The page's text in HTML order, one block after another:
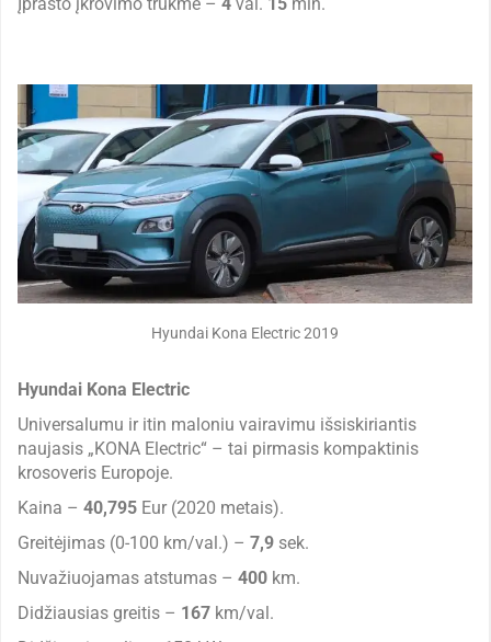
Įprasto įkrovimo trukmė – 4 val. 15 min.
Hyundai Kona Electric 2019
Hyundai Kona Electric
Universalumu ir itin maloniu vairavimu išsiskiriantis
naujasis „KONA Electric“ – tai pirmasis kompaktinis
krosoveris Europoje.
Kaina – 40,795 Eur (2020 metais).
Greitėjimas (0-100 km/val.) – 7,9 sek.
Nuvažiuojamas atstumas – 400 km.
Didžiausias greitis – 167 km/val.